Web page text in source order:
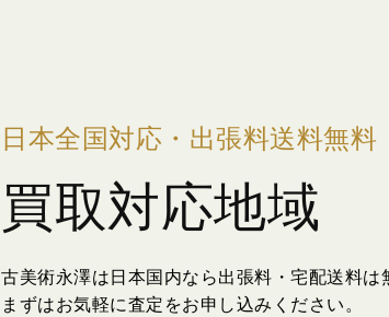
日本全国対応・出張料送料無料
買取対応地域
古美術永澤は日本国内なら出張料・宅配送料は
まずはお気軽に査定をお申し込みください。